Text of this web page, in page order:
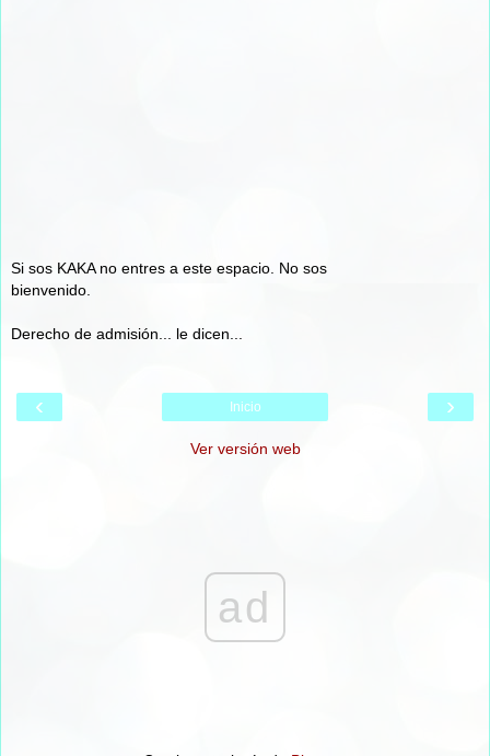
Si sos KAKA no entres a este espacio. No sos
bienvenido.
Derecho de admisión... le dicen...
‹ ›
Inicio
Ver versión web
ad